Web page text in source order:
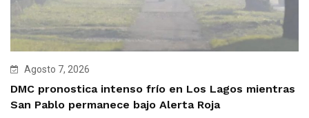
Agosto 7, 2026
DMC pronostica intenso frío en Los Lagos mientras
San Pablo permanece bajo Alerta Roja